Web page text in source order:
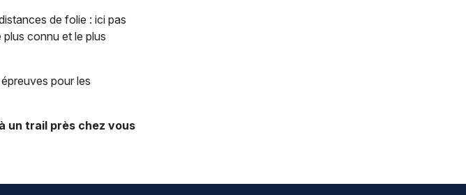
de folie : ici pas
connu et le plus
pour les
un trail près chez vous